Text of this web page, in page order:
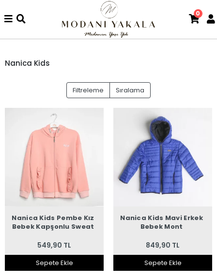
0
Nanica Kids
Filtreleme Sıralama
Nanica Kids Pembe Kız
Bebek Kapşonlu Sweat
549,90 TL
Sepete Ekle
Nanica Kids Mavi Erkek
Bebek Mont
849,90 TL
Sepete Ekle